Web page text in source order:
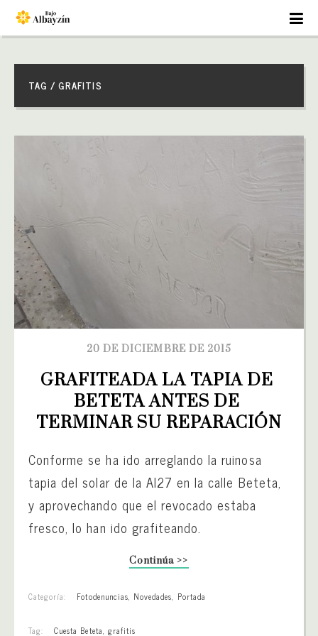
TAG / GRAFITIS
20 DE DICIEMBRE DE 2015
GRAFITEADA LA TAPIA DE
BETETA ANTES DE
TERMINAR SU REPARACIÓN
Conforme se ha ido arreglando la ruinosa
tapia del solar de la AI27 en la calle Beteta,
y aprovechando que el revocado estaba
fresco, lo han ido grafiteando.
Continúa >>
Categoría: Fotodenuncias, Novedades, Portada
Tag: Cuesta Beteta, grafitis